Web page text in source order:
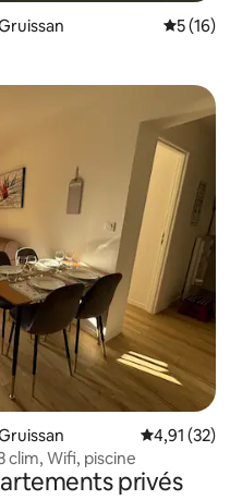
5 (16)
Évaluation
4,91 (32)
clim, Wifi, piscine
privés